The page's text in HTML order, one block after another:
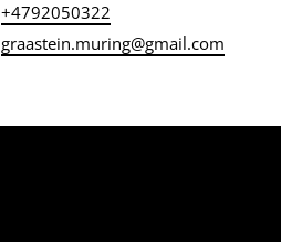
+4792050322
graastein.muring@gmail.com